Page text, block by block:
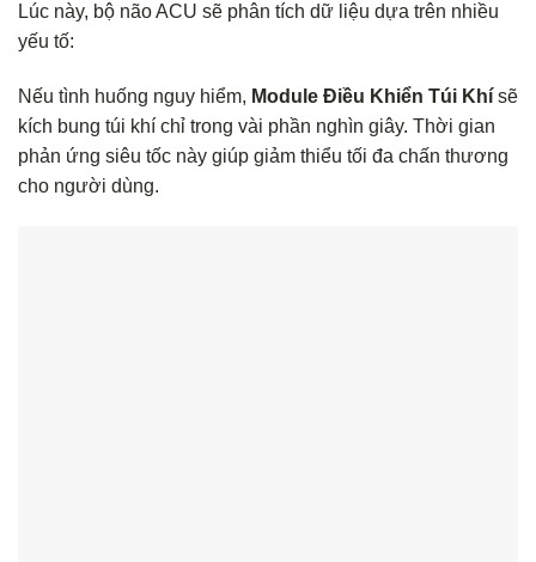
Lúc này, bộ não ACU sẽ phân tích dữ liệu dựa trên nhiều
yếu tố:
Nếu tình huống nguy hiểm, Module Điều Khiển Túi Khí sẽ
kích bung túi khí chỉ trong vài phần nghìn giây. Thời gian
phản ứng siêu tốc này giúp giảm thiểu tối đa chấn thương
cho người dùng.